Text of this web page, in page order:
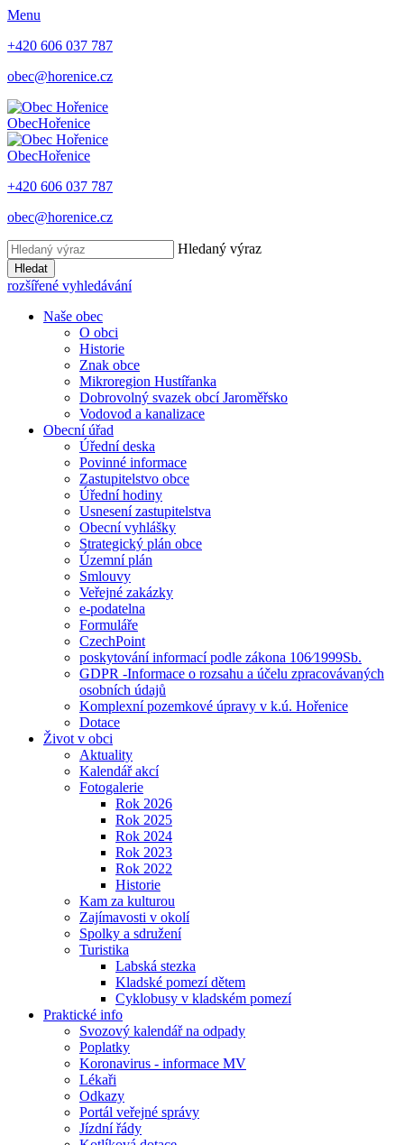
Menu
+420 606 037 787
obec@horenice.cz
ObecHořenice
ObecHořenice
+420 606 037 787
obec@horenice.cz
Hledaný výraz
Hledat
rozšířené vyhledávání
Naše obec
O obci
Historie
Znak obce
Mikroregion Hustířanka
Dobrovolný svazek obcí Jaroměřsko
Vodovod a kanalizace
Obecní úřad
Úřední deska
Povinné informace
Zastupitelstvo obce
Úřední hodiny
Usnesení zastupitelstva
Obecní vyhlášky
Strategický plán obce
Územní plán
Smlouvy
Veřejné zakázky
e-podatelna
Formuláře
CzechPoint
poskytování informací podle zákona 106⁄1999Sb.
GDPR -Informace o rozsahu a účelu zpracovávaných
osobních údajů
Komplexní pozemkové úpravy v k.ú. Hořenice
Dotace
Život v obci
Aktuality
Kalendář akcí
Fotogalerie
Rok 2026
Rok 2025
Rok 2024
Rok 2023
Rok 2022
Historie
Kam za kulturou
Zajímavosti v okolí
Spolky a sdružení
Turistika
Labská stezka
Kladské pomezí dětem
Cyklobusy v kladském pomezí
Praktické info
Svozový kalendář na odpady
Poplatky
Koronavirus - informace MV
Lékaři
Odkazy
Portál veřejné správy
Jízdní řády